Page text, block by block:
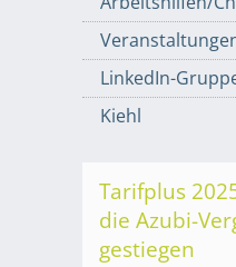
LinkedIn-
Kiehl
Tarifplus
die Azubi-
gestiegen